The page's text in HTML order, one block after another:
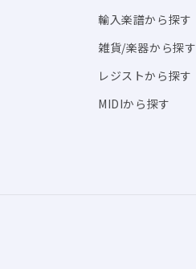
輸入楽譜から探す
雑貨/楽器から探す
レジストから探す
MIDIから探す